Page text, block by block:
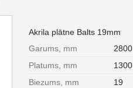
Akrila plātne Balts 19mm
Garums, mm
2800
Platums, mm
1300
Biezums, mm
19